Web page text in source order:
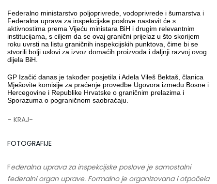
Federalno ministarstvo poljoprivrede, vodoprivrede i šumarstva i
Federalna uprava za inspekcijske poslove nastavit će s
aktivnostima prema Vijeću ministara BiH i drugim relevantnim
institucijama, s ciljem da se ovaj granični prijelaz u što skorijem
roku uvrsti na listu graničnih inspekcijskih punktova, čime bi se
stvorili bolji uslovi za izvoz domaćih proizvoda i daljnji razvoj ovog
dijela BiH.
GP Izačić danas je također posjetila i Adela Vileš Bektaš, članica
Mješovite komisije za praćenje provedbe Ugovora između Bosne i
Hercegovine i Republike Hrvatske o graničnim prelazima i
Sporazuma o pograničnom saobraćaju.
– KRAJ-
FOTOGRAFIJE
Federalna uprava za inspekcijske poslove je samostalni
federalni organ uprave. Formalno je organizovana i otpočela